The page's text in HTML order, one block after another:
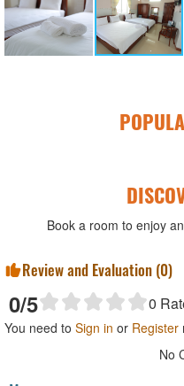
Book a room to enjoy
Review and Evaluation (0)
0/5 0
You need to Sign in or Register
No